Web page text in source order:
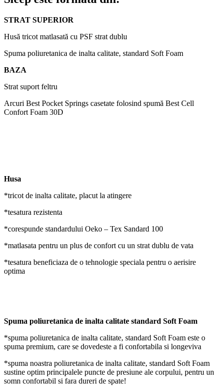
STRAT SUPERIOR
Husă tricot matlasată cu PSF strat dublu
Spuma poliuretanica de inalta calitate, standard Soft Foam
BAZA
Strat suport feltru
Arcuri Best Pocket Springs casetate folosind spumă Best Cell
Confort Foam 30D
Husa
*tricot de inalta calitate, placut la atingere
*tesatura rezistenta
*corespunde standardului Oeko – Tex Sandard 100
*matlasata pentru un plus de confort cu un strat dublu de vata
*tesatura beneficiaza de o tehnologie speciala pentru o aerisire
optima
Spuma poliuretanica de inalta calitate standard Soft Foam
*spuma poliuretanica de inalta calitate, standard Soft Foam este o
spuma premium, care se dovedeste a fi confortabila si longeviva
*spuma noastra poliuretanica de inalta calitate, standard Soft Foam
sustine optim principalele puncte de presiune ale corpului, pentru un
somn confortabil si fara dureri de spate!